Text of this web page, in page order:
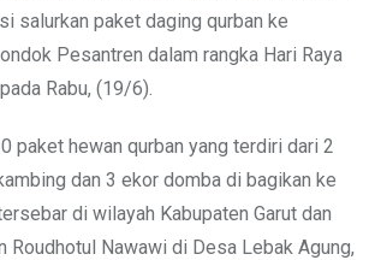
salurkan paket daging qurban ke
Pesantren dalam rangka Hari Raya
Rabu, (19/6).
paket hewan qurban yang terdiri dari 2
dan 3 ekor domba di bagikan ke
di wilayah Kabupaten Garut dan
Roudhotul Nawawi di Desa Lebak Agung,